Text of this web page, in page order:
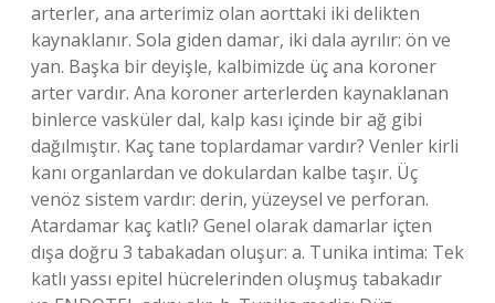
arterler, ana arterimiz olan aorttaki iki delikten
kaynaklanır. Sola giden damar, iki dala ayrılır: ön ve
yan. Başka bir deyişle, kalbimizde üç ana koroner
arter vardır. Ana koroner arterlerden kaynaklanan
binlerce vasküler dal, kalp kası içinde bir ağ gibi
dağılmıştır. Kaç tane toplardamar vardır? Venler kirli
kanı organlardan ve dokulardan kalbe taşır. Üç
venöz sistem vardır: derin, yüzeysel ve perforan.
Atardamar kaç katlı? Genel olarak damarlar içten
dışa doğru 3 tabakadan oluşur: a. Tunika intima: Tek
katlı yassı epitel hücrelerinden oluşmuş tabakadır